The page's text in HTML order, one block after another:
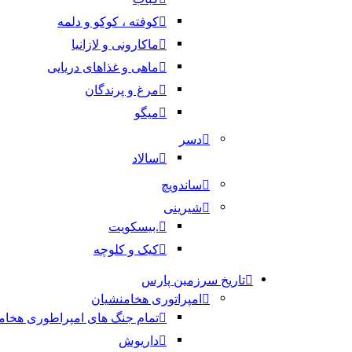
کوفته ، کوکو و دلمه
ماکارونی و لازانیا
ماهی و غذاهای دریایی
مرغ و پرندگان
میگو
دسر
سالاد
ساندویچ
شیرینی
.بیسکویت
کیک و کلوچه
تاریخ سرزمین پارس
امپراتوری هخامنشیان
تمام جنگ های امپراطوری
داریوش